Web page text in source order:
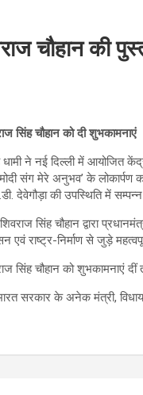
चौहान की
सिंह चौहान को दी शुभकामनाएं
ने नई दिल्ली में आयोजित
संग मेरे अनुभव’ के लोकार्पण
देवेगौड़ा की उपस्थिति में
सिंह चौहान द्वारा
राष्ट्र-निर्माण से जुड़े
चौहान को शुभकामनाएं दीं
भारत सरकार के अनेक मंत्री,